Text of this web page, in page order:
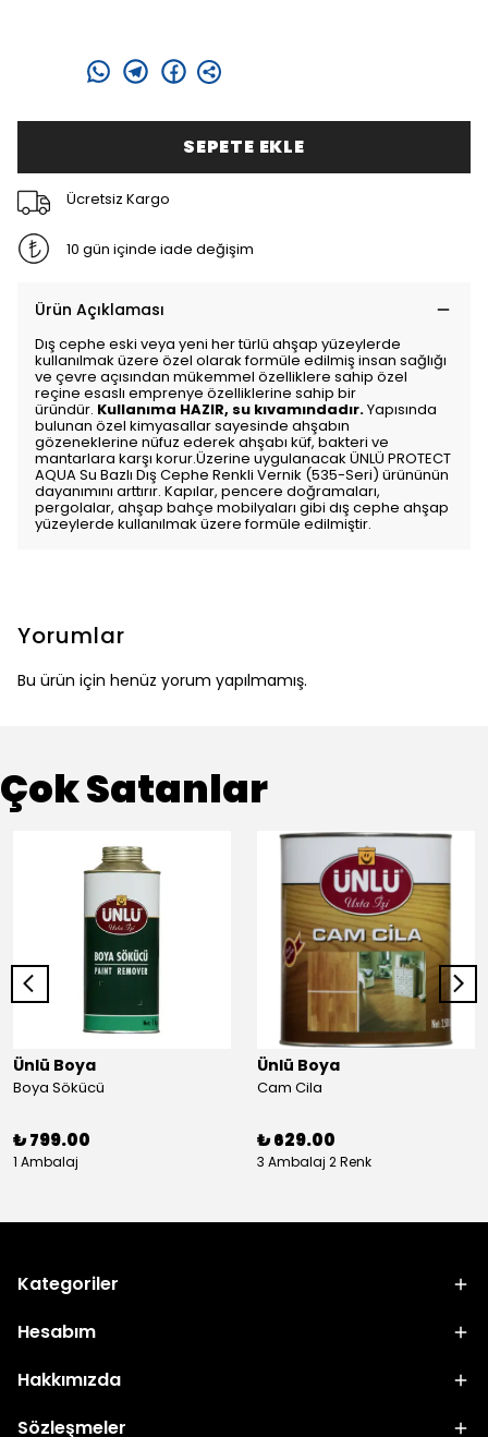
SEPETE EKLE
Ücretsiz Kargo
10 gün içinde iade değişim
Ürün Açıklaması
Dış cephe eski veya yeni her türlü ahşap yüzeylerde
kullanılmak üzere özel olarak formüle edilmiş insan sağlığı
ve çevre açısından mükemmel özelliklere sahip özel
reçine esaslı emprenye özelliklerine sahip bir
üründür. Kullanıma HAZIR, su kıvamındadır.Yapısında
bulunan özel kimyasallar sayesinde ahşabın
gözeneklerine nüfuz ederek ahşabı küf, bakteri ve
mantarlara karşı korur.Üzerine uygulanacak ÜNLÜ PROTECT
AQUA Su Bazlı Dış Cephe Renkli Vernik (535-Seri) ürününün
dayanımını arttırır. Kapılar, pencere doğramaları,
pergolalar, ahşap bahçe mobilyaları gibi dış cephe ahşap
yüzeylerde kullanılmak üzere formüle edilmiştir.
Yorumlar
Bu ürün için henüz yorum yapılmamış.
Çok Satanlar
Ünlü Boya
Boya Sökücü
₺ 799.00
1 Ambalaj
Ünlü Boya
Cam Cila
₺ 629.00
3 Ambalaj 2 Renk
Kategoriler
Hesabım
Hakkımızda
Sözleşmeler